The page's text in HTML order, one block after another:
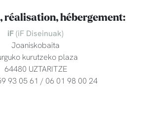
réalisation, hébergement:
iF (iF Diseinuak)
Joaniskobaita
kurutzeko plaza
64480 UZTARITZE
93 05 61 / 06 01 98 00 24